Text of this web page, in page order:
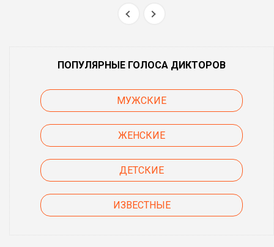
ПОПУЛЯРНЫЕ ГОЛОСА ДИКТОРОВ
МУЖСКИЕ
ЖЕНСКИЕ
ДЕТСКИЕ
ИЗВЕСТНЫЕ